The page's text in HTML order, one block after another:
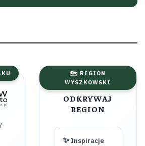
🗺️ REGION
WYSZKOWSKI
ODKRYWAJ
REGION
✨Inspiracje